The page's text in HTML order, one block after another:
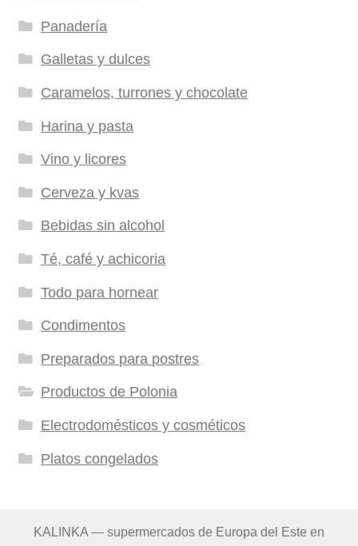
Panadería
Galletas y dulces
Caramelos, turrones y chocolate
Harina y pasta
Vino y licores
Cerveza y kvas
Bebidas sin alcohol
Té, café y achicoria
Todo para hornear
Condimentos
Preparados para postres
Productos de Polonia
Electrodomésticos y cosméticos
Platos congelados
KALINKA — supermercados de Europa del Este en